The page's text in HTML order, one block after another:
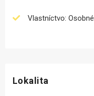
Vlastníctvo: Osobné
Lokalita